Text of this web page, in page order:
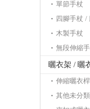
單節手杖
四腳手杖 /
木製手杖
無段伸縮
曬衣架 / 曬
伸縮曬衣桿
其他未分